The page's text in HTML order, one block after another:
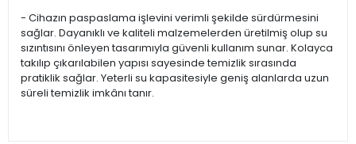
- Cihazın paspaslama işlevini verimli şekilde sürdürmesini
sağlar. Dayanıklı ve kaliteli malzemelerden üretilmiş olup su
sızıntısını önleyen tasarımıyla güvenli kullanım sunar. Kolayca
takılıp çıkarılabilen yapısı sayesinde temizlik sırasında
pratiklik sağlar. Yeterli su kapasitesiyle geniş alanlarda uzun
süreli temizlik imkânı tanır.